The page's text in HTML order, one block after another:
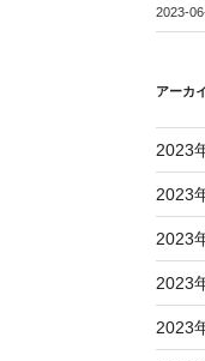
2023-
アーカ
2023
2023
2023
2023
2023